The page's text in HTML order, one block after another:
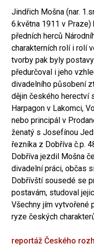
Jindřich Mošna (nar.
6.května 1911 v
předních herců
charakterních rolí i rolí
tvorby pak byly
předurčoval i jeho
divadelního působení
dějin českého herectví
Harpagon v Lakomci,
nebo principál v
ženatý s Josefínou
řezníka z Dobříva č.p.
Dobříva jezdil Mošna
divadelní práci, občas
Dobřívští sousedé se
postavám, studoval
Všechny jím vytvořené
ryze českých
reportáž Českého